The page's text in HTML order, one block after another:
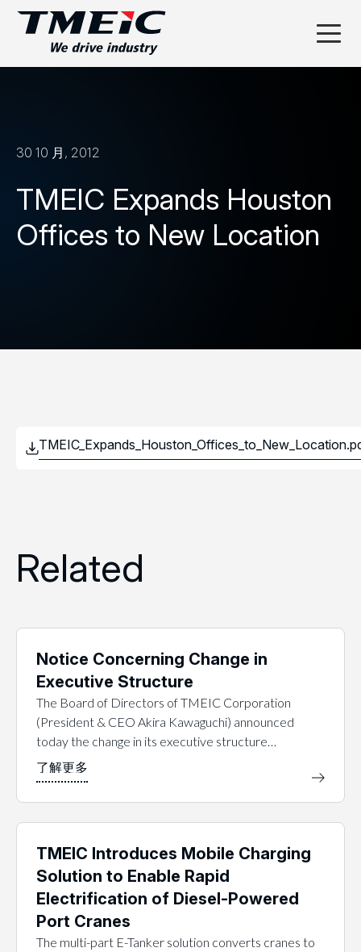
30 10 月, 2012
TMEIC Expands Houston
Offices to New Location
Related
Notice Concerning Change in
Executive Structure
The Board of Directors of TMEIC Corporation
(President & CEO Akira Kawaguchi) announced
today the change in its executive structure…
TMEIC Introduces Mobile Charging
Solution to Enable Rapid
Electrification of Diesel-Powered
Port Cranes
The multi-part E-Tanker solution converts cranes to